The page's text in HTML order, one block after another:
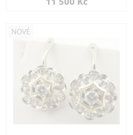
NOVÉ